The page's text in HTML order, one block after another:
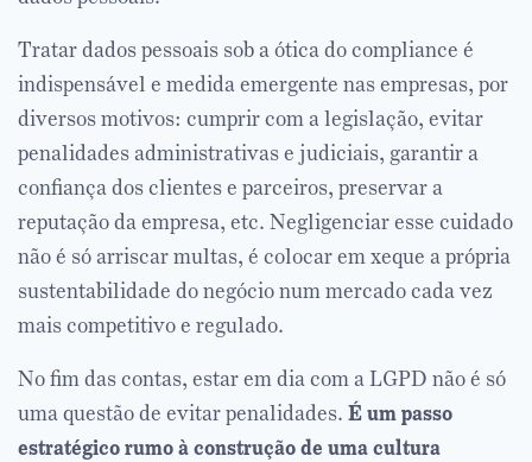
Tratar dados pessoais sob a ótica do compliance é
indispensável e medida emergente nas empresas, por
diversos motivos: cumprir com a legislação, evitar
penalidades administrativas e judiciais, garantir a
confiança dos clientes e parceiros, preservar a
reputação da empresa, etc. Negligenciar esse cuidado
não é só arriscar multas, é colocar em xeque a própria
sustentabilidade do negócio num mercado cada vez
mais competitivo e regulado.
No fim das contas, estar em dia com a LGPD não é só
uma questão de evitar penalidades. É um passo
estratégico rumo à construção de uma cultura